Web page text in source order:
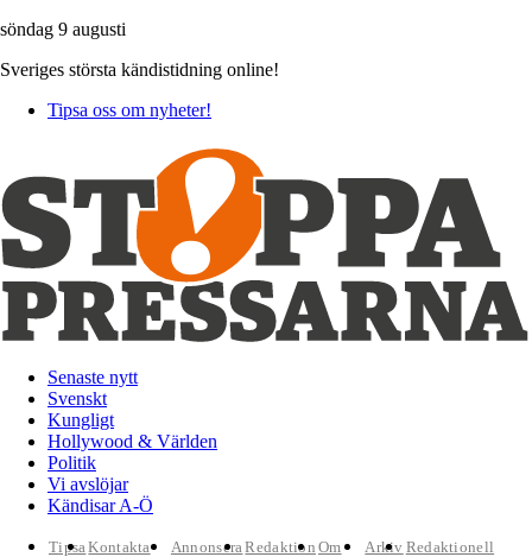
söndag 9 augusti
Sveriges största kändistidning online!
Tipsa oss om nyheter!
Senaste nytt
Svenskt
Kungligt
Hollywood & Världen
Politik
Vi avslöjar
Kändisar A-Ö
TipsaKontakta
AnnonseraRedaktion Om
Arkiv Redaktionell